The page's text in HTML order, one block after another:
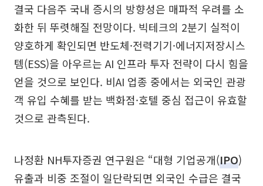
결국 다음주 국내 증시의 방향성은 매파적 우려를 소
화한 뒤 뚜렷해질 전망이다. 빅테크의 2분기 실적이
양호하게 확인되면 반도체·전력기기·에너지저장시스
템(ESS)을 아우르는 AI 인프라 투자 전략이 다시 힘을
얻을 것으로 보인다. 비AI 업종 중에서는 외국인 관광
객 유입 수혜를 받는 백화점·호텔 중심 접근이 유효할
것으로 관측된다.
나정환 NH투자증권 연구원은 “대형 기업공개(IPO)
유출과 비중 조절이 일단락되면 외국인 수급은 결국